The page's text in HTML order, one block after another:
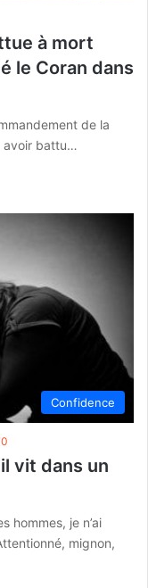
à mort
le Coran dans
de la
avoir battu…
Confidence
vit dans un
hommes, je n’ai
mignon,